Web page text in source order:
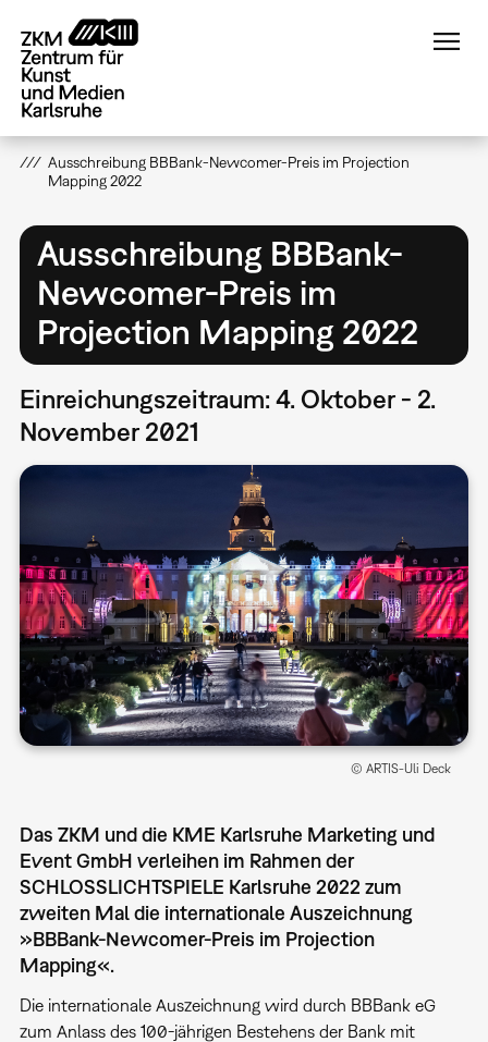
zum
Inhalt
Ausschreibung BBBank-Newcomer-Preis im Projection
Mapping 2022
Ausschreibung BBBank-
Newcomer-Preis im
Projection Mapping 2022
Einreichungszeitraum: 4. Oktober - 2.
November 2021
© ARTIS-Uli Deck
Das ZKM und die KME Karlsruhe Marketing und
Event GmbH verleihen im Rahmen der
SCHLOSSLICHTSPIELE Karlsruhe 2022 zum
zweiten Mal die internationale Auszeichnung
»BBBank-Newcomer-Preis im Projection
Mapping«.
Die internationale Auszeichnung wird durch BBBank eG
zum Anlass des 100-jährigen Bestehens der Bank mit